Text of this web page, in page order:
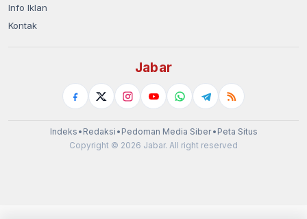
Info Iklan
Kontak
Jabar
Indeks • Redaksi • Pedoman Media Siber• Peta Situs
Copyright © 2026 Jabar. All right reserved